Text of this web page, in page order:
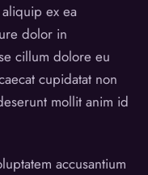
ex ea
dolor in
cillum dolore eu
cupidatat non
mollit anim id
accusantium